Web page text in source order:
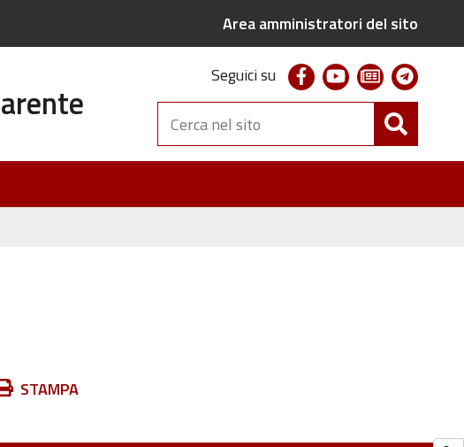
Area amministratori del sito
Seguici su facebookyoutubenewsletter
Cerca
nel
sito
STAMPA